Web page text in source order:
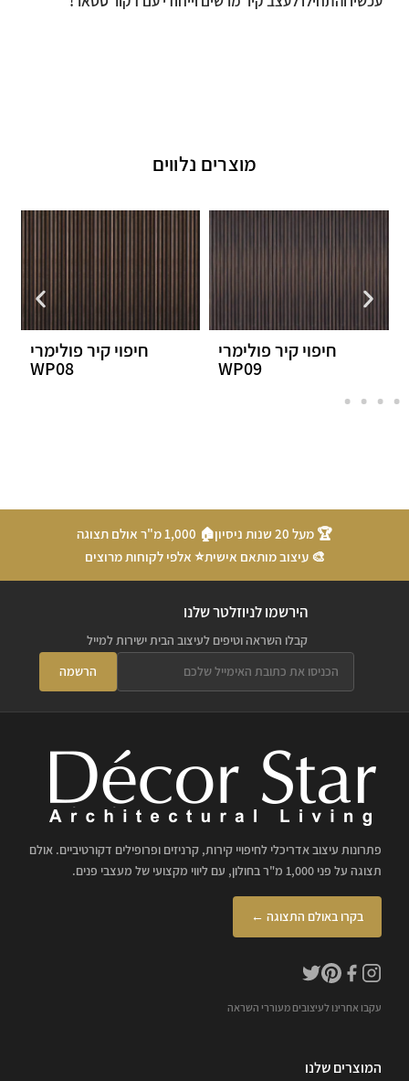
מוצרים נלווים
חיפוי קיר פולימרי
WP08
חיפוי קיר
🏆 מעל 20 שנות ניסיון
🏠 1,000 מ"ר אולם תצוגה
🎨 עיצוב מותאם אישית⭐ אלפי לקוחות מרוצים
הירשמו לניוזלטר שלנו
קבלו השראה וטיפים לעיצוב הבית ישירות למייל
הרשמה
פתרונות עיצוב אדריכלי לחיפויי קירות, קרניזים ופרופילים דקורטיביים. אולם
תצוגה על פני 1,000 מ"ר בחולון, עם ליווי מקצועי של מעצבי פנים.
בקרו באולם התצוגה ←
עקבו אחרינו לעיצובים מעוררי השראה
המוצרים שלנו